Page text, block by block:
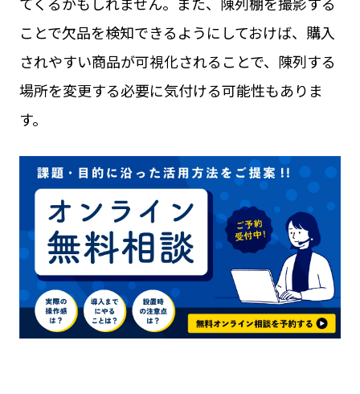
ことで欠品を検知できるようにしておけば、購入
されやすい商品が可視化されることで、陳列する
場所を変更する必要に気付ける可能性もありま
す。